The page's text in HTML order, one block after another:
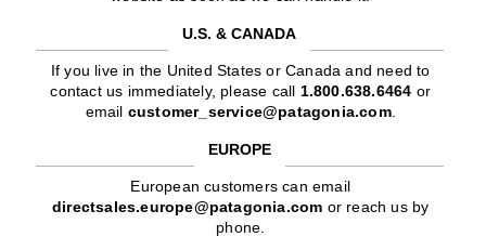
U.S. & CANADA
If you live in the United States or Canada and need to
contact us immediately, please call 1.800.638.6464 or
email customer_service@patagonia.com.
EUROPE
European customers can email
directsales.europe@patagonia.com or reach us by
phone.